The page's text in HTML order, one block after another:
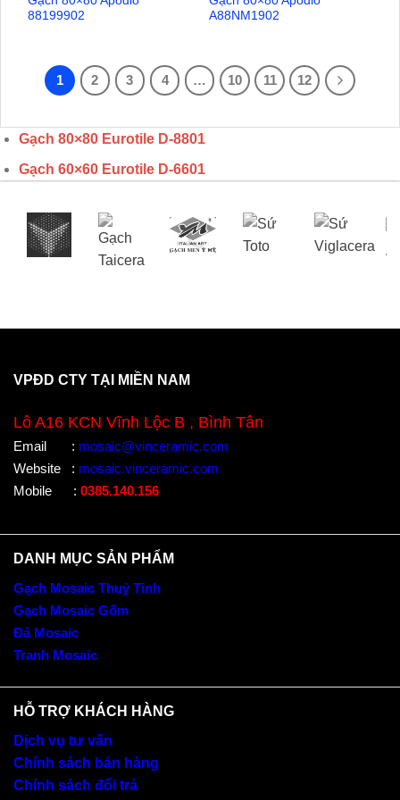
88199902
A88NM1902
1 2 3 4 … 10 11 12
Gạch 80×80 EurotileD-8801
Gạch 60×60 Eurotile D-6601
VPĐD CTY TẠI MIỀN NAM
Lô A16 KCN Vĩnh Lộc B , Bình Tân
Email : mosaic@vinceramic.com
Website
: mosaic.vinceramic.com
Mobile
: 0385.140.156
DANH MỤC SẢN PHẨM
Gạch Mosaic Thuỷ Tinh
Gạch Mosaic Gốm
Đá Mosaic
Tranh Mosaic
HỖ TRỢ KHÁCH HÀNG
Dịch vụ tư vấn
Chính sách bán hàng
Chính sách đổi trả